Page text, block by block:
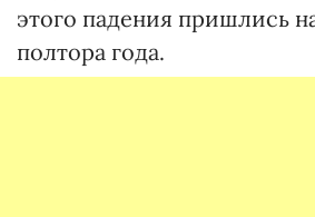
этого падения пришлись
полтора года.